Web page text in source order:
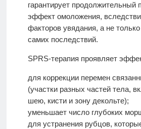
гарантирует продолжительный
эффект омоложения,
факторов увядания, а не
самих последствий.
SPRS-терапия проявляет
для коррекции перемен
(участки разных частей тела,
шею, кисти и зону декольте);
уменьшает число глубоких
для устранения рубцов,